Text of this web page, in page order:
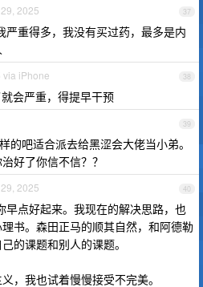
37
2025
严重得多，我没有买过药，最多是内
38
via iPhone
会严重，得提早干预
39
的吧适合派去给黑涩会大佬当小弟。
好了你信不信？？
40
2025
早点好起来。我现在的解决思路，也
书。森田正马的顺其自然，和阿德勒
的课题和别人的课题。
，我也试着慢慢接受不完美。